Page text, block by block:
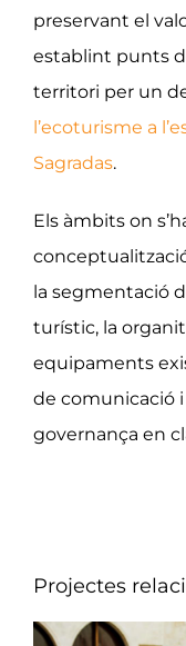
preservant el
establint punts
territori per un
l’ecoturisme a
Sagradas.
Els àmbits on
la segmentació
turístic, la
equipaments
de comunicació
governança en
Projectes